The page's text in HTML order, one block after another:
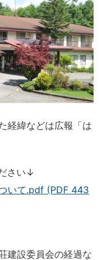
経緯などは広報「は
さい↓
いて.pdf (PDF 443
建設委員会の経過な